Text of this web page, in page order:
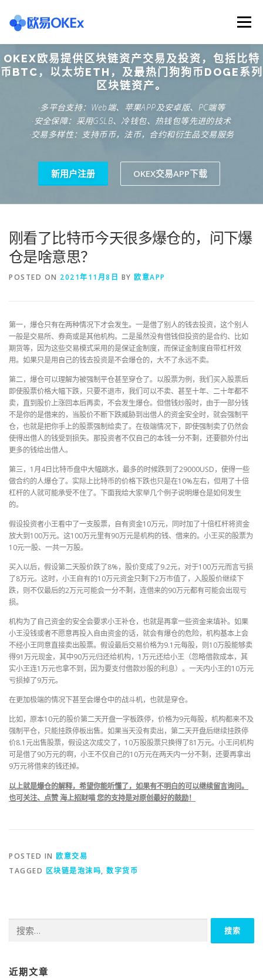
content
Menu
欧意交易所 关于欧意OKX 欧意APP下载
欧意注册网址 欧意交易下载 欧意团队
OKEX欧易提供区块链资产交易及投资，包括比特
币BTC，以太坊ETH，及最热门狗狗币DOGE系列
区块链资产。
·多平台支持：Web端、苹果APP及安卓版、PC端等
·安全保障：采用GSLB、冷钱包、热钱包等先进的技术
·交易多样性：支持币币，法币，合约和衍生品交易服务
新用户注册 OKEX交易APP下载
刚看了比特币今天很多爆仓的，问下爆
仓是啥意思？
POSTED ON 2021年11月8日 BY 欧意APP
第一，爆仓只有在两种情况下才会发生。一是借了别人的钱去投资，这个别人
一般是交易所、券商或是其他机构。二是虽然没有借钱但投资的是合约、比如
期货等，因为这些交易模式采用的是保证金制度，而保证金制度自带杠杆效
用。如果只是用自己的钱去投资是不会爆仓的，大不了永远不卖。
第二，爆仓可以理解为被强制平仓甚至穿仓了。以股票为例，我们买入股票后
即使股票价格大幅下跌，只要不退市，我们可以不卖、甚至十年、二十年都不
卖，直到股价上涨回本后再卖，不会发生爆仓。但借钱炒股时，由于一部分钱
不是你的是借来的，当股价不断下跌威胁到出借人的资金安全时，就会强制平
仓，也就是把你手上的股票强制给卖了。在极端情况下，即使强制卖了仍然会
使得出借人的钱受到损失。那投资者不仅自己的本钱一分不剩，还要额外付出
更多的钱给出借人。
第三，1月4日比特币盘中大幅跳水，最多的时候跌到了29000USD，使得一些
做合约的人爆仓了。实际上比特币的价格下跌也只是在10%左右，但用了十倍
杠杆的人就可能承受不住了。下面我给大家举几个例子说明爆仓是如何发生
的。
假设投资者小王看中了一支股票，自有资金10万元，同时加了十倍杠杆将资金
放大到100万元。这100万元里有90万元是机构的钱、借来的。小王买的股票为
10元一股、一共一万股。
买入以后，假设第二天股价跌了8%，股价变成了9.2元，对于100万元而言亏损
了8万元。这时，小王自有的10万元资金只剩下2万市值了，入股股价继续下
跌，则不仅最后的2万元可能会一分不剩，连借来的90万元都有可能会出现亏
损。
机构为了自己资金的安全会要求小王补仓，也就是再拿一些资金来填补。如果
小王没钱或者不愿意再投入自由资金的话，就会有爆仓的危险，机构基本上会
不经小王同意直接卖出股票。假设最后交易价格为9.1元每股，则10万股能够卖
得91万元现金，其中90万元归还给机构，1万元还给小王（忽略借款成本，其
实小王连1万元也拿不到，因为要支付借款炒股的利息）。一天内小王的10万元
亏损掉了9万元。
在更加极端的情况下甚至会爆仓中的战斗机，也就是穿仓。
比如，原本10元的股价第二天开盘一字板跌停，价格为9元每股，机构都来不及
强制平仓，只能挂跌停板出售。如果当天没有卖出，第二天开盘后继续挂跌停
价8.1元出售股票，假设这次成交了，10万股股票只换得了81万元。小王问机构
可是借了90万元的啊，小王不仅自己的10万元在两天内一分不剩，还要再拿出
9万元将借来的钱还掉。
以上就是爆仓的解释，希望你能听懂了，如果有不明白的可以继续留言询问。
也可关注、点赞 海上招财喵 您的支持是对原创最好的鼓励！
POSTED IN 欧意交易
TAGGED 区块链是泡沫吗, 数字货币
索：
近期文章